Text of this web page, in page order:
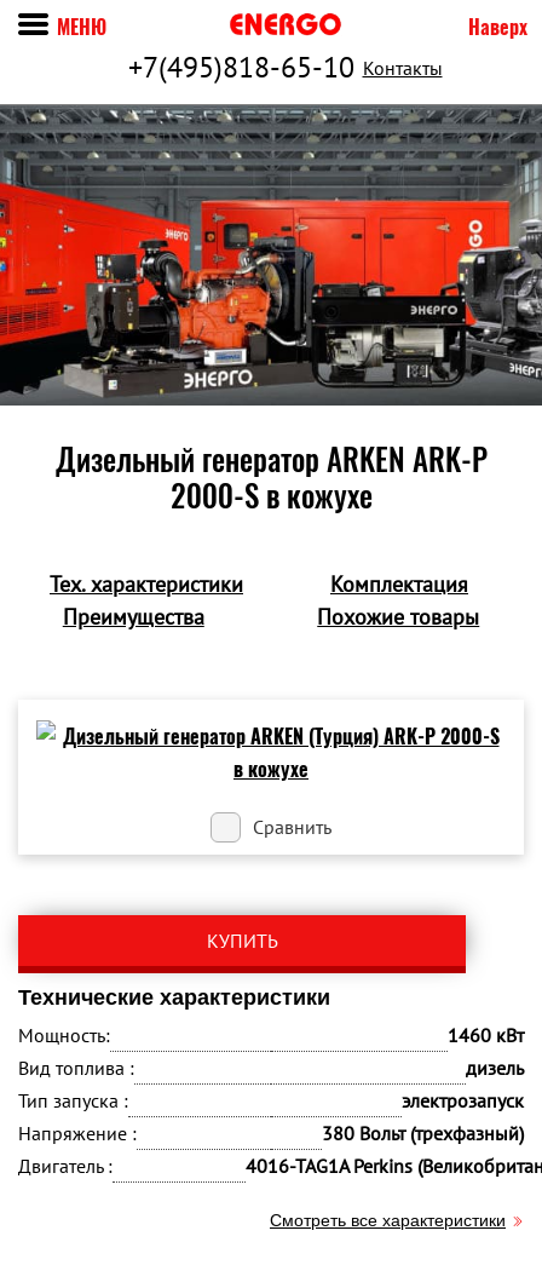
+7(495)818-65-10 Контакты
МЕНЮ Наверх
Дизельный генератор ARKEN ARK-P
2000-S в кожухе
Тех. характеристики
Комплектация
Преимущества
Похожие товары
Сравнить
КУПИТЬ
Технические характеристики
Мощность:
1460 кВт
Вид топлива :
дизель
Тип запуска :
электрозапуск
Напряжение :
380 Вольт (трехфазный)
Двигатель :
4016-TAG1A Perkins
Смотреть все характеристики